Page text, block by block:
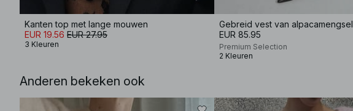
Kanten top met lange mouwen
EUR 19.56 EUR 27.95
3 Kleuren
Gebreid vest van alpacamengsel
EUR 85.95
Premium Selection
2 Kleuren
Anderen bekeken ook